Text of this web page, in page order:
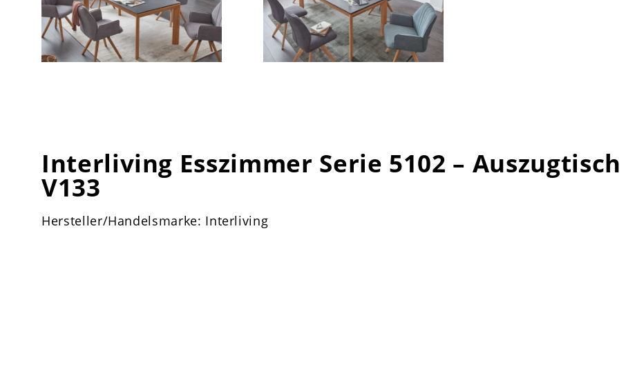
Interliving Esszimmer Serie 5102 – Auszugtisch
V133
Hersteller/Handelsmarke: Interliving